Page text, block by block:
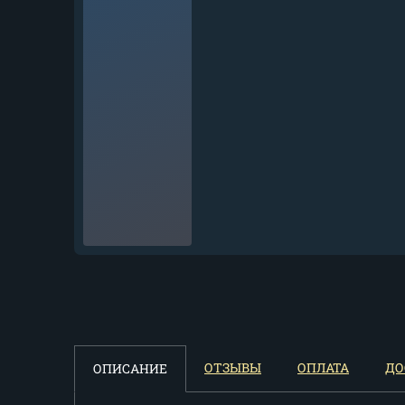
Нож Боец дамаск
нержавеющий черный...
ОПИСАНИЕ ОТЗЫВЫ ОПЛАТА